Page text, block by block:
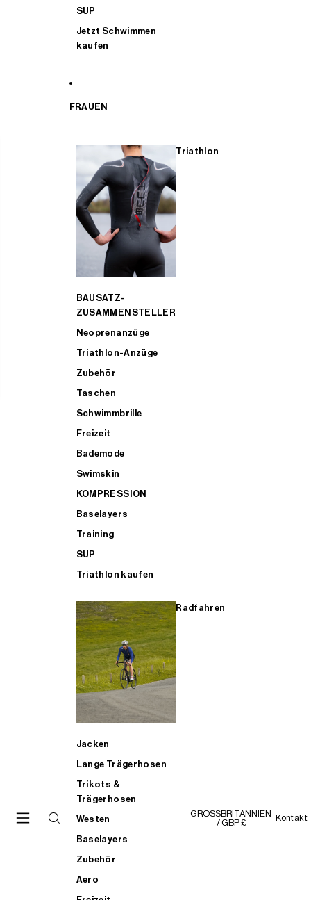
SUP
Jetzt Schwimmen
kaufen
FRAUEN
Triathlon
BAUSATZ-
ZUSAMMENSTELLER
Neoprenanzüge
Triathlon-Anzüge
Zubehör
Taschen
Schwimmbrille
Freizeit
Bademode
Swimskin
KOMPRESSION
Baselayers
Training
SUP
Triathlon kaufen
Radfahren
Jacken
Lange Trägerhosen
Trikots &
Trägerhosen
Westen
Baselayers
Zubehör
Aero
GROSSBRITANNIEN
/ GBP £
Kontakt